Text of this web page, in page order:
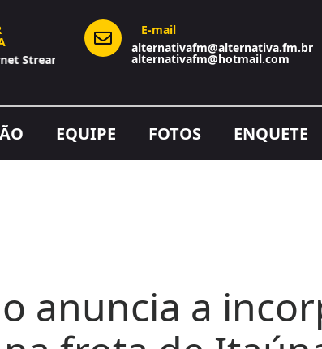
E-mail
alternativafm@alternativa.fm.br
alternativafm@hotmail.com
EQUIPE FOTOS ENQUETE
anuncia a